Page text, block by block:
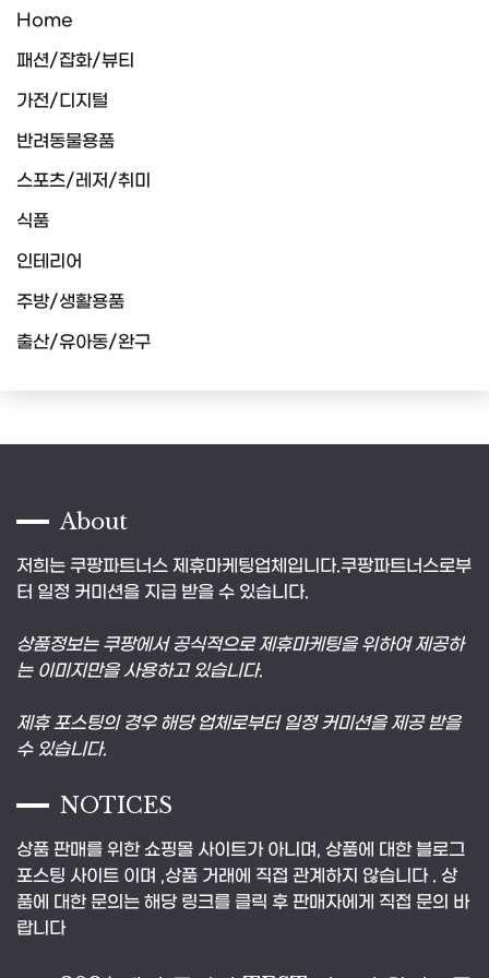
Home
패션/잡화/뷰티
가전/디지털
반려동물용품
스포츠/레저/취미
식품
인테리어
주방/생활용품
출산/유아동/완구
About
저희는 쿠팡파트너스 제휴마케팅업체입니다.쿠팡파트너스로부
터 일정 커미션을 지급 받을 수 있습니다.
상품정보는 쿠팡에서 공식적으로 제휴마케팅을 위하여 제공하
는 이미지만을 사용하고 있습니다.
제휴 포스팅의 경우 해당 업체로부터 일정 커미션을 제공 받을
수 있습니다.
NOTICES
상품 판매를 위한 쇼핑몰 사이트가 아니며, 상품에 대한 블로그
포스팅 사이트 이며 ,상품 거래에 직접 관계하지 않습니다 . 상
품에 대한 문의는 해당 링크를 클릭 후 판매자에게 직접 문의 바
랍니다